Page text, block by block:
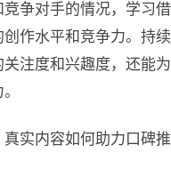
争对手的情况，学习借
作水平和竞争力。持
注度和兴趣度，还能
实内容如何助力口碑